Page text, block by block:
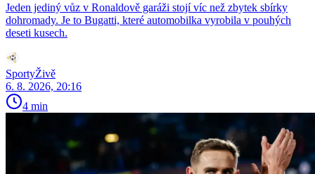
Jeden jediný vůz v Ronaldově garáži stojí víc než zbytek sbírky
dohromady. Je to Bugatti, které automobilka vyrobila v pouhých
deseti kusech.
SportyŽivě
6. 8. 2026, 20:16
4 min